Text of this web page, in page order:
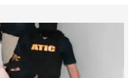
supuesto acto de